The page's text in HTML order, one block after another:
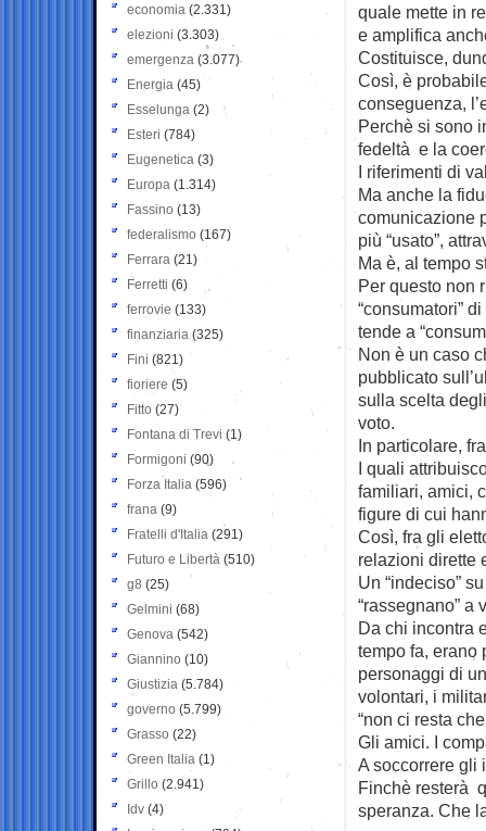
quale mette in
e amplifica
Costituisce,
Così, è
conseguenza,
Perchè si sono
fedeltà e la
I riferimenti di
Ma anche la
comunicazione
più “usato”,
Ma è, al tempo
Per questo non
“consumatori”
tende a
Non è un caso
pubblicato
sulla scelta
voto.
In particolare,
I quali
familiari, amici,
figure di cui
Così, fra gli
relazioni dirette
Un “indeciso”
“rassegnano” a
Da chi incontra
tempo fa, erano
personaggi di
volontari, i
“non ci resta
Gli amici. I
A soccorrere gli
Finchè resterà
speranza. Che
economia (2.331)
elezioni (3.303)
emergenza (3.077)
Energia (45)
Esselunga (2)
Esteri (784)
Eugenetica (3)
Europa (1.314)
Fassino (13)
federalismo (167)
Ferrara (21)
Ferretti (6)
ferrovie (133)
finanziaria (325)
Fini (821)
fioriere (5)
Fitto (27)
Fontana di Trevi (1)
Formigoni (90)
Forza Italia (596)
frana (9)
Fratelli d'Italia (291)
Futuro e Libertà (510)
g8 (25)
Gelmini (68)
Genova (542)
Giannino (10)
Giustizia (5.784)
governo (5.799)
Grasso (22)
Green Italia (1)
Grillo (2.941)
Idv (4)